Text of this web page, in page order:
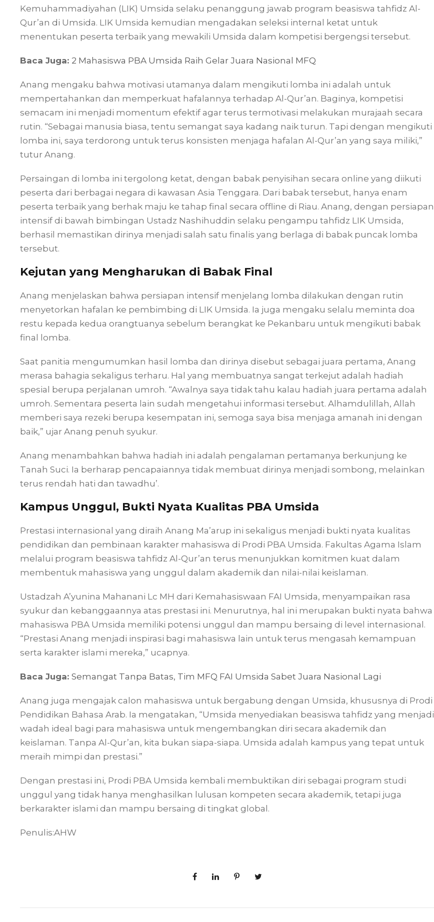
Kemuhammadiyahan (LIK) Umsida selaku penanggung jawab program beasiswa tahfidz Al-
Qur’an di Umsida. LIK Umsida kemudian mengadakan seleksi internal ketat untuk
menentukan peserta terbaik yang mewakili Umsida dalam kompetisi bergengsi tersebut.
Baca Juga: 2 Mahasiswa PBA Umsida Raih Gelar Juara Nasional MFQ
Anang mengaku bahwa motivasi utamanya dalam mengikuti lomba ini adalah untuk
mempertahankan dan memperkuat hafalannya terhadap Al-Qur’an. Baginya, kompetisi
semacam ini menjadi momentum efektif agar terus termotivasi melakukan murajaah secara
rutin. “Sebagai manusia biasa, tentu semangat saya kadang naik turun. Tapi dengan mengikuti
lomba ini, saya terdorong untuk terus konsisten menjaga hafalan Al-Qur’an yang saya miliki,”
tutur Anang.
Persaingan di lomba ini tergolong ketat, dengan babak penyisihan secara online yang diikuti
peserta dari berbagai negara di kawasan Asia Tenggara. Dari babak tersebut, hanya enam
peserta terbaik yang berhak maju ke tahap final secara offline di Riau. Anang, dengan persiapan
intensif di bawah bimbingan Ustadz Nashihuddin selaku pengampu tahfidz LIK Umsida,
berhasil memastikan dirinya menjadi salah satu finalis yang berlaga di babak puncak lomba
tersebut.
Kejutan yang Mengharukan di Babak Final
Anang menjelaskan bahwa persiapan intensif menjelang lomba dilakukan dengan rutin
menyetorkan hafalan ke pembimbing di LIK Umsida. Ia juga mengaku selalu meminta doa
restu kepada kedua orangtuanya sebelum berangkat ke Pekanbaru untuk mengikuti babak
final lomba.
Saat panitia mengumumkan hasil lomba dan dirinya disebut sebagai juara pertama, Anang
merasa bahagia sekaligus terharu. Hal yang membuatnya sangat terkejut adalah hadiah
spesial berupa perjalanan umroh. “Awalnya saya tidak tahu kalau hadiah juara pertama adalah
umroh. Sementara peserta lain sudah mengetahui informasi tersebut. Alhamdulillah, Allah
memberi saya rezeki berupa kesempatan ini, semoga saya bisa menjaga amanah ini dengan
baik,” ujar Anang penuh syukur.
Anang menambahkan bahwa hadiah ini adalah pengalaman pertamanya berkunjung ke
Tanah Suci. Ia berharap pencapaiannya tidak membuat dirinya menjadi sombong, melainkan
terus rendah hati dan tawadhu’.
Kampus Unggul, Bukti Nyata Kualitas PBA Umsida
Prestasi internasional yang diraih Anang Ma’arup ini sekaligus menjadi bukti nyata kualitas
pendidikan dan pembinaan karakter mahasiswa di Prodi PBA Umsida. Fakultas Agama Islam
melalui program beasiswa tahfidz Al-Qur’an terus menunjukkan komitmen kuat dalam
membentuk mahasiswa yang unggul dalam akademik dan nilai-nilai keislaman.
Ustadzah A’yunina Mahanani Lc MH dari Kemahasiswaan FAI Umsida, menyampaikan rasa
syukur dan kebanggaannya atas prestasi ini. Menurutnya, hal ini merupakan bukti nyata bahwa
mahasiswa PBA Umsida memiliki potensi unggul dan mampu bersaing di level internasional.
“Prestasi Anang menjadi inspirasi bagi mahasiswa lain untuk terus mengasah kemampuan
serta karakter islami mereka,” ucapnya.
Baca Juga: Semangat Tanpa Batas, Tim MFQ FAI Umsida Sabet Juara Nasional Lagi
Anang juga mengajak calon mahasiswa untuk bergabung dengan Umsida, khususnya di Prodi
Pendidikan Bahasa Arab. Ia mengatakan, “Umsida menyediakan beasiswa tahfidz yang menjadi
wadah ideal bagi para mahasiswa untuk mengembangkan diri secara akademik dan
keislaman. Tanpa Al-Qur’an, kita bukan siapa-siapa. Umsida adalah kampus yang tepat untuk
meraih mimpi dan prestasi.”
Dengan prestasi ini, Prodi PBA Umsida kembali membuktikan diri sebagai program studi
unggul yang tidak hanya menghasilkan lulusan kompeten secara akademik, tetapi juga
berkarakter islami dan mampu bersaing di tingkat global.
Penulis:AHW